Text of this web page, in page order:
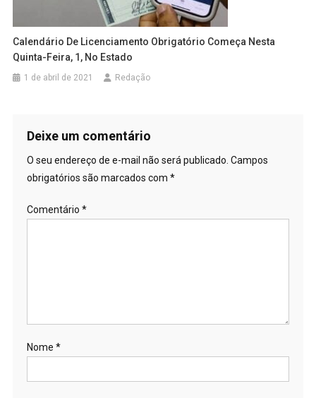
Calendário De Licenciamento Obrigatório Começa Nesta
Quinta-Feira, 1, No Estado
1 de abril de 2021 Redação
Deixe um comentário
O seu endereço de e-mail não será publicado. Campos
obrigatórios são marcados com *
Comentário *
Nome *